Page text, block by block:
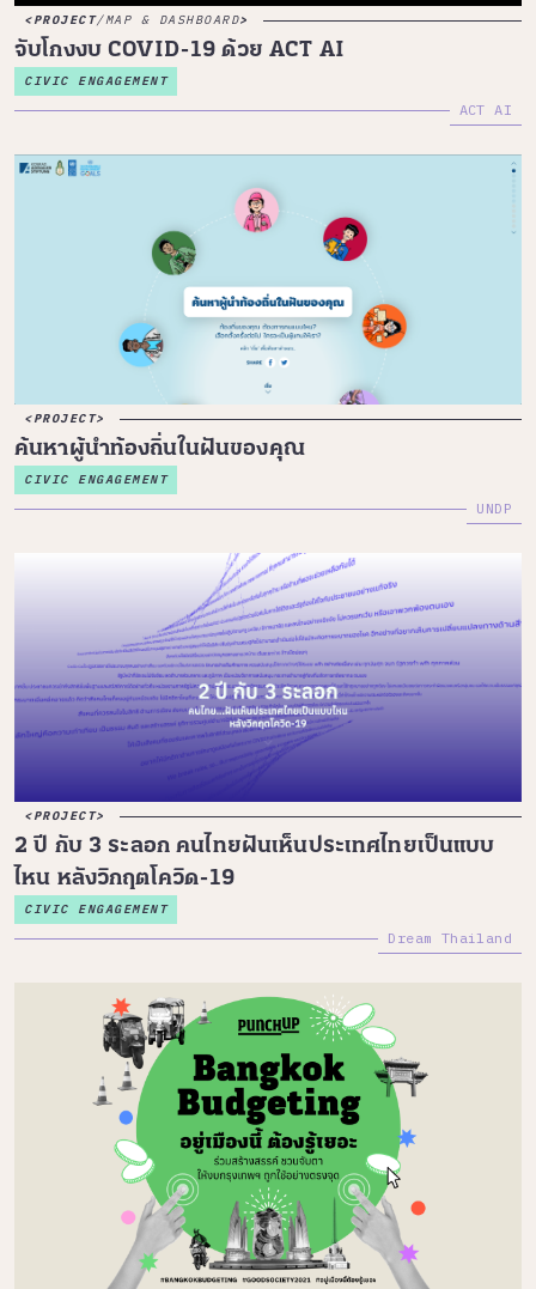
PROJECT/MAP & DASHBOARD
จับโกงงบ COVID-19 ด้วย ACT AI
CIVIC ENGAGEMENT
ACT AI
PROJECT
ค้นหาผู้นำท้องถิ่นในฝันของคุณ
CIVIC ENGAGEMENT
UNDP
PROJECT
2 ปี กับ 3 ระลอก คนไทยฝันเห็นประเทศไทยเป็นแบบ
ไหน หลังวิกฤตโควิด-19
CIVIC ENGAGEMENT
Dream Thailand